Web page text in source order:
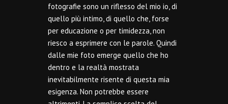
fotografie sono un riflesso del mio io, di
quello più intimo, di quello che, forse
per educazione o per timidezza, non
riesco a esprimere con le parole. Quindi
dalle mie foto emerge quello che ho
dentro e la realtà mostrata
inevitabilmente risente di questa mia
esigenza. Non potrebbe essere